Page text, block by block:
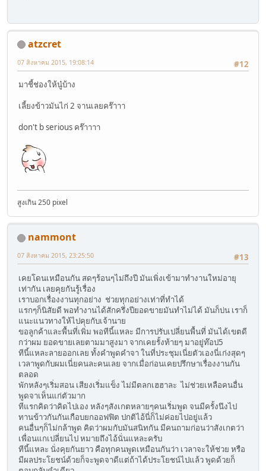
atzcret
#12
07 สิงหาคม 2015, 19:08:14
มาชี้ช่องให้นู๋บ้าง
เลี้ยงข้าวมันไก่ 2 จานเลยคร๊าาา
don't b serious คร๊าาาา
สูงเกิน 250 pixel
nammont
#13
07 สิงหาคม 2015, 23:25:50
เคยโดนเหมือนกัน สดๆร้อนๆไม่ถึงปี มันเพิ่งเข้ามาทำงานใหม่อายุ
เท่ากัน เลยคุยกันรู้เรื่อง
เราบอกเรื่องงานทุกอย่าง ช่วยทุกอย่างเท่าที่ทำได้
แรกๆก็นิสัยดี พอทำงานได้สักครึ่งปียอดขายมันทำไม่ได้ มันก็บ่น เราก็
แนะแนวทางให้ไปคุยกับเจ้านาย
ขอลูกค้าและพื้นที่เพิ่ม พอทีนี้แหละ มีการปรับเปลี่ยนพื้นที่ มันได้เขตดี
กว่าผม ยอดขายเลยตามมาสูงมา จากเคยรั้งท้ายๆ มาอยู่ท๊อป5
ทีนี้แหละลายออกเลย ทั้งคำพูดคำจา ในที่ประชุมเนี่ยตัวเองนี่เก่งสุดๆ
เวลาพูดกับผมเนี่ยคนละคนเลย จากเมื่อก่อนเคยปรึกษาเรื่องงานกัน
ตลอด
พักหลังๆเริ่มสอน เสียงเริ่มแข็ง ไม่มีตลกเฮฮาละ ไม่ช่วยเหลือคนอื่น
พูดจาเห็นแก่ตัวมาก
ทีแรกคิดว่าคิดไปเอง หลังๆสังเกตหลายๆคนเริ่มพูด จนมีครั้งนึงไป
ทานข้าวกันกันเกือบยกออฟฟิต ปกติไอ้นี่ก็ไม่ค่อยไปอยู่แล้ว
คนอื่นๆก็ไม่กล้าพูด คิดว่าผมกับมันสนิทกัน มีคนถามก่อนว่าสังเกตว่า
เพื่อนแกเปลี่ยนไป หมายถึงไอ้นั่นแหละครับ
ทีนี้แหละ นั่งคุยกันยาว คือทุกคนพูดเหมือนกันว่า เวลาจะให้ช่วย หรือ
มีผลประโยชน์ด้วยก็จะพูดจาดีแต่ถ้าได้ประโยชน์ไปแล้ว พูดด้วยก็